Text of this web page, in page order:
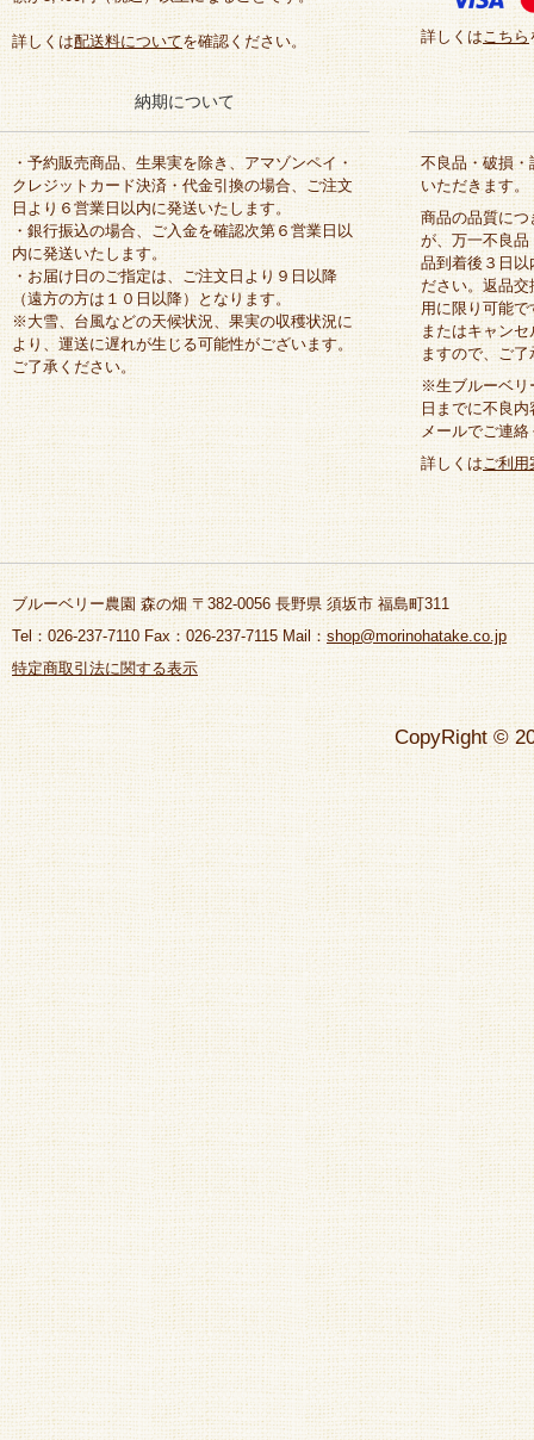
詳しくは配送料についてを確認ください。 詳しくはこちら
納期について
・予約販売商品、生果実を除き、アマゾンペイ・
クレジットカード決済・代金引換の場合、ご注文
日より６営業日以内に発送いたします。
・銀行振込の場合、ご入金を確認次第６営業日以
内に発送いたします。
・お届け日のご指定は、ご注文日より９日以降
（遠方の方は１０日以降）となります。
※大雪、台風などの天候状況、果実の収穫状況に
より、運送に遅れが生じる可能性がございます。
ご了承ください。
不良品・破損
いただきます。
商品の品質に
が、万一不良
品到着後３日
ださい。返品
用に限り可能
またはキャン
ますので、ご了
※生ブルーベリ
日までに不良
メールで
詳しくはご利用
ブルーベリー農園 森の畑 〒382-0056 長野県 須坂市 福島町311
Tel：026-237-7110 Fax：026-237-7115 Mail：shop@morinohatake.co.jp
特定商取引法に関する表示
CopyRight ©